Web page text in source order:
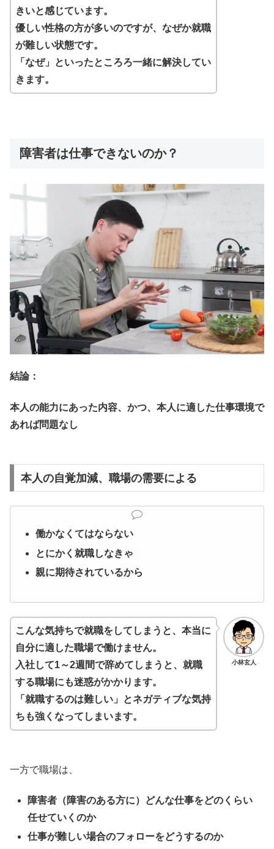
きいと感じています。
優しい性格の方が多いのですが、なぜか就職
が難しい状態です。
「なぜ」といったところろ一緒に解決してい
きます。
障害者は仕事できないのか？
結論：
本人の能力にあった内容、かつ、本人に適した仕事環境で
あれば問題なし
本人の自覚加減、職場の需要による
働かなくてはならない
とにかく就職しなきゃ
親に期待されているから
小林玄人
こんな気持ちで就職をしてしまうと、本当に
自分に適した職場で働けません。
入社して1～2週間で辞めてしまうと、就職
する職場にも迷惑がかかります。
「就職するのは難しい」とネガティブな気持
ちも強くなってしまいます。
一方で職場は、
障害者（障害のある方に）どんな仕事をどのくらい
任せていくのか
仕事が難しい場合のフォローをどうするのか